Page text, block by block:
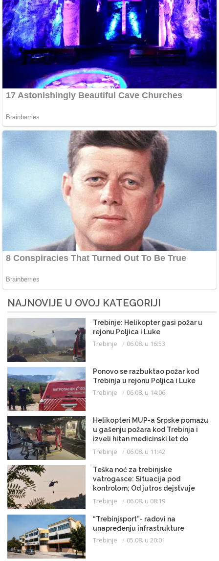
NAJNOVIJE U OVOJ KATEGORIJI
Trebinje: Helikopter gasi požar u
rejonu Poljica i Luke
Trebinje 06.08. u 16:53
Ponovo se razbuktao požar kod
Trebinja u rejonu Poljica i Luke
Trebinje 06.08. u 14:06
Helikopteri MUP-a Srpske pomažu
u gašenju požara kod Trebinja i
izveli hitan medicinski let do
Beograda
Trebinje 06.08. u 11:42
Teška noć za trebinjske
vatrogasce: Situacija pod
kontrolom; Od jutros dejstvuje
helikopter
Trebinje 06.08. u 08:19
“Trebinjsport”- radovi na
unapređenju infrastrukture
Trebinje 05.08. u 20:01